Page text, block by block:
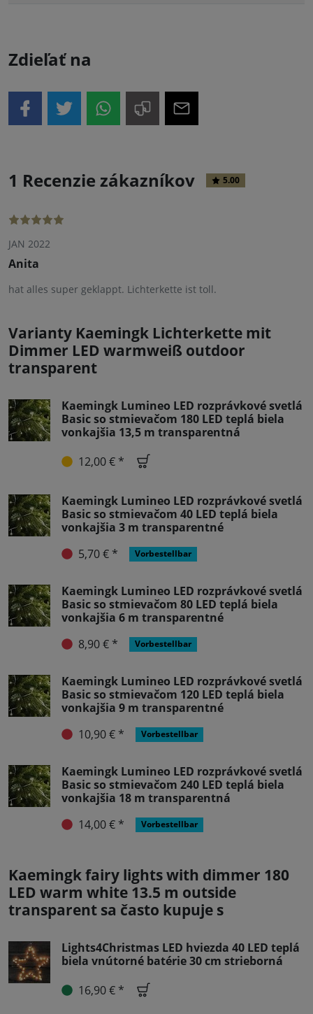
Zdieľať na
1 Recenzie zákazníkov 5.00
JAN 2022
Anita
hat alles super geklappt. Lichterkette ist toll.
Varianty Kaemingk Lichterkette mit
Dimmer LED warmweiß outdoor
transparent
Kaemingk Lumineo LED rozprávkové svetlá
Basic so stmievačom 180 LED teplá biela
vonkajšia 13,5 m transparentná
12,00 € *
Kaemingk Lumineo LED rozprávkové svetlá
Basic so stmievačom 40 LED teplá biela
vonkajšia 3 m transparentné
5,70 € *
Vorbestellbar
Kaemingk Lumineo LED rozprávkové svetlá
Basic so stmievačom 80 LED teplá biela
vonkajšia 6 m transparentné
8,90 € *
Vorbestellbar
Kaemingk Lumineo LED rozprávkové svetlá
Basic so stmievačom 120 LED teplá biela
vonkajšia 9 m transparentné
10,90 € *
Vorbestellbar
Kaemingk Lumineo LED rozprávkové svetlá
Basic so stmievačom 240 LED teplá biela
vonkajšia 18 m transparentná
14,00 € *
Vorbestellbar
Kaemingk fairy lights with dimmer 180
LED warm white 13.5 m outside
transparent sa často kupuje s
Lights4Christmas LED hviezda 40 LED teplá
biela vnútorné batérie 30 cm strieborná
16,90 € *